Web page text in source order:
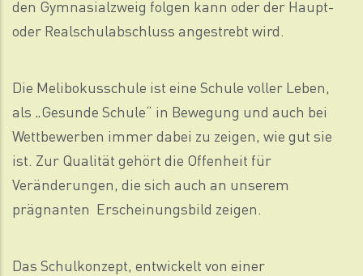
den Gymnasialzweig folgen kann oder der Haupt-
oder Realschulabschluss angestrebt wird.
Die Melibokusschule ist eine Schule voller Leben,
als „Gesunde Schule“ in Bewegung und auch bei
Wettbewerben immer dabei zu zeigen, wie gut sie
ist. Zur Qualität gehört die Offenheit für
Veränderungen, die sich auch an unserem
prägnanten Erscheinungsbild zeigen.
Das Schulkonzept, entwickelt von einer